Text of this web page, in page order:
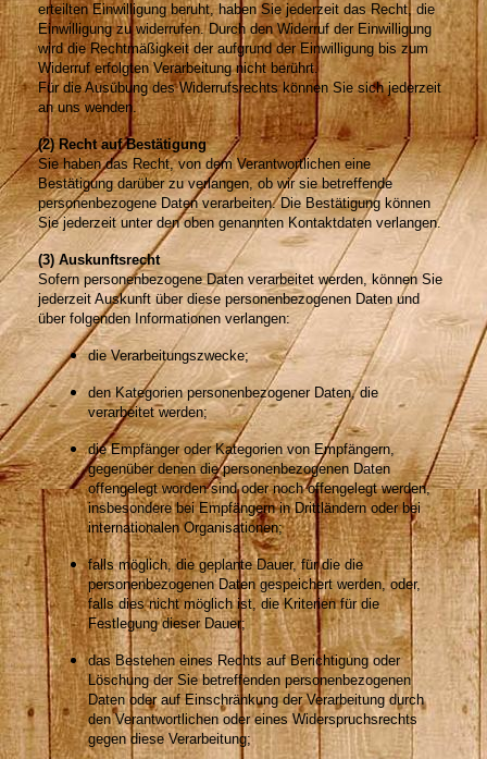
erteilten Einwilligung beruht, haben Sie jederzeit das Recht, die
Einwilligung zu widerrufen. Durch den Widerruf der Einwilligung
wird die Rechtmäßigkeit der aufgrund der Einwilligung bis zum
Widerruf erfolgten Verarbeitung nicht berührt.
Für die Ausübung des Widerrufsrechts können Sie sich jederzeit
an uns wenden.
(2) Recht auf Bestätigung
Sie haben das Recht, von dem Verantwortlichen eine
Bestätigung darüber zu verlangen, ob wir sie betreffende
personenbezogene Daten verarbeiten. Die Bestätigung können
Sie jederzeit unter den oben genannten Kontaktdaten verlangen.
(3) Auskunftsrecht
Sofern personenbezogene Daten verarbeitet werden, können Sie
jederzeit Auskunft über diese personenbezogenen Daten und
über folgenden Informationen verlangen:
die Verarbeitungszwecke;
den Kategorien personenbezogener Daten, die
verarbeitet werden;
die Empfänger oder Kategorien von Empfängern,
gegenüber denen die personenbezogenen Daten
offengelegt worden sind oder noch offengelegt werden,
insbesondere bei Empfängern in Drittländern oder bei
internationalen Organisationen;
falls möglich, die geplante Dauer, für die die
personenbezogenen Daten gespeichert werden, oder,
falls dies nicht möglich ist, die Kriterien für die
Festlegung dieser Dauer;
das Bestehen eines Rechts auf Berichtigung oder
Löschung der Sie betreffenden personenbezogenen
Daten oder auf Einschränkung der Verarbeitung durch
den Verantwortlichen oder eines Widerspruchsrechts
gegen diese Verarbeitung;